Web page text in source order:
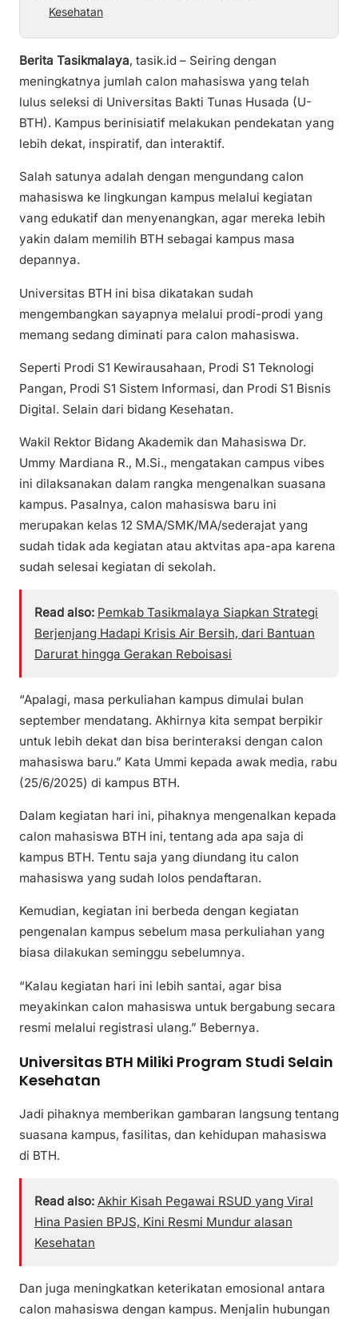
Kesehatan
Berita Tasikmalaya, tasik.id – Seiring dengan
meningkatnya jumlah calon mahasiswa yang telah
lulus seleksi di Universitas Bakti Tunas Husada (U-
BTH). Kampus berinisiatif melakukan pendekatan yang
lebih dekat, inspiratif, dan interaktif.
Salah satunya adalah dengan mengundang calon
mahasiswa ke lingkungan kampus melalui kegiatan
vang edukatif dan menyenangkan, agar mereka lebih
yakin dalam memilih BTH sebagai kampus masa
depannya.
Universitas BTH ini bisa dikatakan sudah
mengembangkan sayapnya melalui prodi-prodi yang
memang sedang diminati para calon mahasiswa.
Seperti Prodi S1 Kewirausahaan, Prodi S1 Teknologi
Pangan, Prodi S1 Sistem Informasi, dan Prodi S1 Bisnis
Digital. Selain dari bidang Kesehatan.
Wakil Rektor Bidang Akademik dan Mahasiswa Dr.
Ummy Mardiana R., M.Si., mengatakan campus vibes
ini dilaksanakan dalam rangka mengenalkan suasana
kampus. Pasalnya, calon mahasiswa baru ini
merupakan kelas 12 SMA/SMK/MA/sederajat yang
sudah tidak ada kegiatan atau aktvitas apa-apa karena
sudah selesai kegiatan di sekolah.
Read also: Pemkab Tasikmalaya Siapkan Strategi
Berjenjang Hadapi Krisis Air Bersih, dari Bantuan
Darurat hingga Gerakan Reboisasi
“Apalagi, masa perkuliahan kampus dimulai bulan
september mendatang. Akhirnya kita sempat berpikir
untuk lebih dekat dan bisa berinteraksi dengan calon
mahasiswa baru.” Kata Ummi kepada awak media, rabu
(25/6/2025) di kampus BTH.
Dalam kegiatan hari ini, pihaknya mengenalkan kepada
calon mahasiswa BTH ini, tentang ada apa saja di
kampus BTH. Tentu saja yang diundang itu calon
mahasiswa yang sudah lolos pendaftaran.
Kemudian, kegiatan ini berbeda dengan kegiatan
pengenalan kampus sebelum masa perkuliahan yang
biasa dilakukan seminggu sebelumnya.
“Kalau kegiatan hari ini lebih santai, agar bisa
meyakinkan calon mahasiswa untuk bergabung secara
resmi melalui registrasi ulang.” Bebernya.
Universitas BTH Miliki Program Studi Selain
Kesehatan
Jadi pihaknya memberikan gambaran langsung tentang
suasana kampus, fasilitas, dan kehidupan mahasiswa
di BTH.
Read also: Akhir Kisah Pegawai RSUD yang Viral
Hina Pasien BPJS, Kini Resmi Mundur alasan
Kesehatan
Dan juga meningkatkan keterikatan emosional antara
calon mahasiswa dengan kampus. Menjalin hubungan